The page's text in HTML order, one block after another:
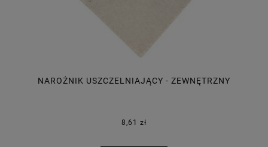
NAROŻNIK USZCZELNIAJĄCY - ZEWNĘTRZNY
8,61 zł